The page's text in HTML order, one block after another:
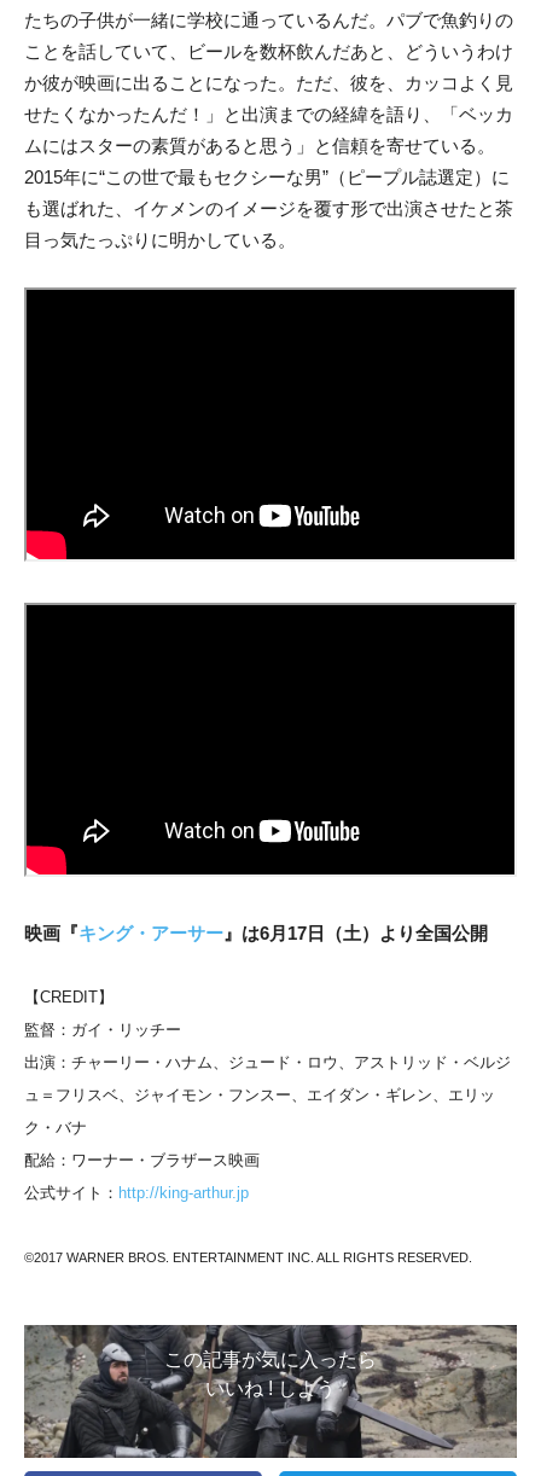
たちの子供が一緒に学校に通っているんだ。パブで魚釣りの
ことを話していて、ビールを数杯飲んだあと、どういうわけ
か彼が映画に出ることになった。ただ、彼を、カッコよく見
せたくなかったんだ！」と出演までの経緯を語り、「ベッカ
ムにはスターの素質があると思う」と信頼を寄せている。
2015年に“この世で最もセクシーな男”（ピープル誌選定）に
も選ばれた、イケメンのイメージを覆す形で出演させたと茶
目っ気たっぷりに明かしている。
映画『キング・アーサー 』は6月17日（土）より全国公開
【CREDIT】
監督：ガイ・リッチー
出演：チャーリー・ハナム、ジュード・ロウ、アストリッド・ベルジ
ュ＝フリスベ、ジャイモン・フンスー、エイダン・ギレン、エリッ
ク・バナ
配給：ワーナー・ブラザース映画
公式サイト： http://king-arthur.jp
©2017 WARNER BROS. ENTERTAINMENT INC. ALL RIGHTS RESERVED.
この記事が気に入ったら
いいね ! しよう